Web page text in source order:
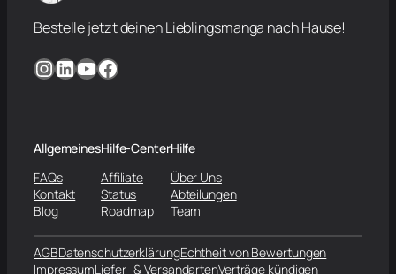
Bestelle jetzt deinen Lieblingsmanga nach Hause!
InstagramLinkedIn YouTube Facebook
Allgemeines
FAQs
Kontakt
Blog
Hilfe-Center
Affiliate
Status
Roadmap
Hilfe
Über Uns
Abteilungen
Team
AGBDatenschutzerklärungEchtheit von Bewertungen
ImpressumLiefer- & VersandartenVerträge kündigen